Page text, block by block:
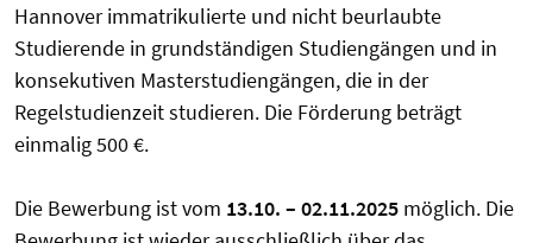
Hannover immatrikulierte und nicht beurlaubte
Studierende in grundständigen Studiengängen und in
konsekutiven Masterstudiengängen, die in der
Regelstudienzeit studieren. Die Förderung beträgt
einmalig 500 €.
Die Bewerbung ist vom 13.10. – 02.11.2025 möglich. Die